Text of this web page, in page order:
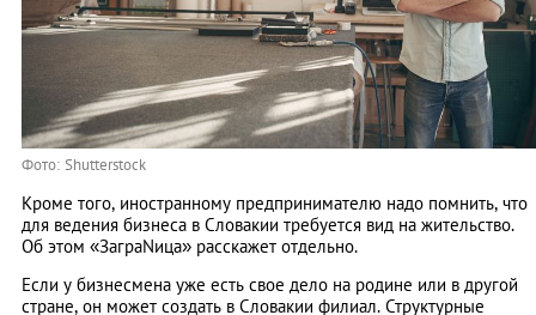
Фото: Shutterstock
Кроме того, иностранному предпринимателю надо помнить, что
для ведения бизнеса в Словакии требуется вид на жительство.
Об этом «ЗаграNица» расскажет отдельно.
Если у бизнесмена уже есть свое дело на родине или в другой
стране, он может создать в Словакии филиал. Структурные